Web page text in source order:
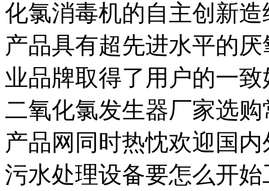
化氯消毒机的自主创新
产品具有超先进水平的
业品牌取得了用户的一
二氧化氯发生器厂家选
产品网同时热忱欢迎国
污水处理设备要怎么开